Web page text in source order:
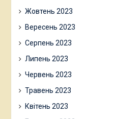
Жовтень 2023
Вересень 2023
Серпень 2023
Липень 2023
Червень 2023
Травень 2023
Квітень 2023